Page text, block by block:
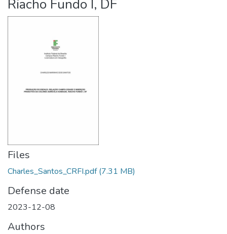
Help
Riacho Fundo I, DF
Files
Charles_Santos_CRFI.pdf(7.31 MB)
Defense date
2023-12-08
Authors